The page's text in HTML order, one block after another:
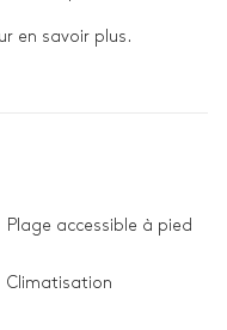
en savoir plus.
Plage accessible à pied
Climatisation